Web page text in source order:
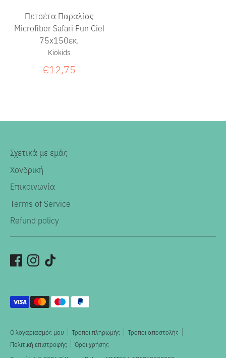
Πετσέτα Παραλίας
Microfiber Safari Fun Ciel
75x150εκ.
Kiokids
€12,75
Σχετικά με εμάς
Χονδρική
Επικοινωνία
Terms of Service
Refund policy
Ο λογαριασμός μου Τρόποι πληρωμής
Τρόποι αποστολής
Πολιτική επιστροφής
Όροι χρήσης
Αποδεκτοί
τρόποι